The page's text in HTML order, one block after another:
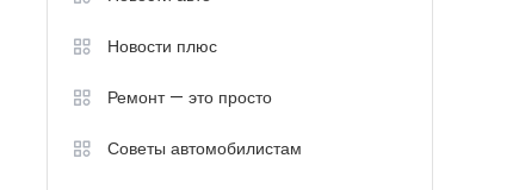
Новости плюс
Ремонт — это просто
Советы автомобилистам